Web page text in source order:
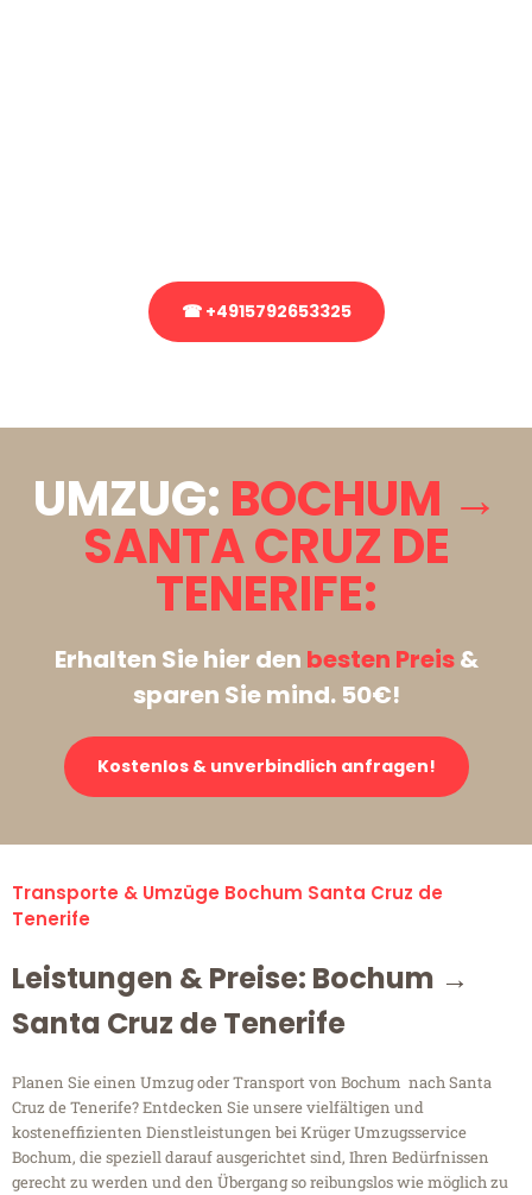
☎ +4915792653325
UMZUG: BOCHUM →
SANTA CRUZ DE
TENERIFE:
Erhalten Sie hier den besten Preis&
sparen Sie mind. 50€!
Kostenlos & unverbindlich anfragen!
Transporte & Umzüge Bochum Santa Cruz de
Tenerife
Leistungen & Preise: Bochum →
Santa Cruz de Tenerife
Planen Sie einen Umzug oder Transport von Bochum nach Santa
Cruz de Tenerife? Entdecken Sie unsere vielfältigen und
kosteneffizienten Dienstleistungen bei Krüger Umzugsservice
Bochum, die speziell darauf ausgerichtet sind, Ihren Bedürfnissen
gerecht zu werden und den Übergang so reibungslos wie möglich zu